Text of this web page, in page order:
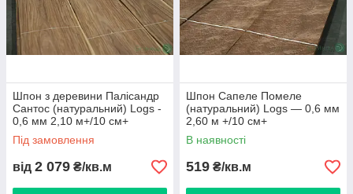
Шпон з деревини Палісандр
Сантос (натуральний) Logs -
0,6 мм 2,10 м+/10 см+
Під замовлення
від 2 079 ₴/кв.м
Шпон Сапеле Помеле
(натуральний) Logs — 0,6 мм
2,60 м +/10 см+
В наявності
519 ₴/кв.м